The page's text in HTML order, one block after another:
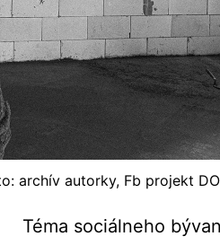
archív autorky, Fb projekt
Téma sociálneho